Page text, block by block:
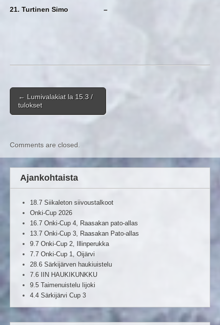
21. Turtinen Simo –
Post navigation
← Lumivalakiat la 15.3 /
tulokset
Comments are closed.
Ajankohtaista
18.7 Siikaleton siivoustalkoot
Onki-Cup 2026
16.7 Onki-Cup 4, Raasakan pato-allas
13.7 Onki-Cup 3, Raasakan Pato-allas
9.7 Onki-Cup 2, Illinperukka
7.7 Onki-Cup 1, Oijärvi
28.6 Särkijärven haukiuistelu
7.6 IIN HAUKIKUNKKU
9.5 Taimenuistelu Iijoki
4.4 Särkijärvi Cup 3